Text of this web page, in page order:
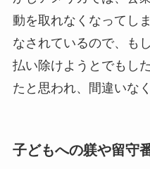
動を取れなくなってし
なされているので、も
払い除けようとでもし
たと思われ、間違いな
子どもへの躾や留守